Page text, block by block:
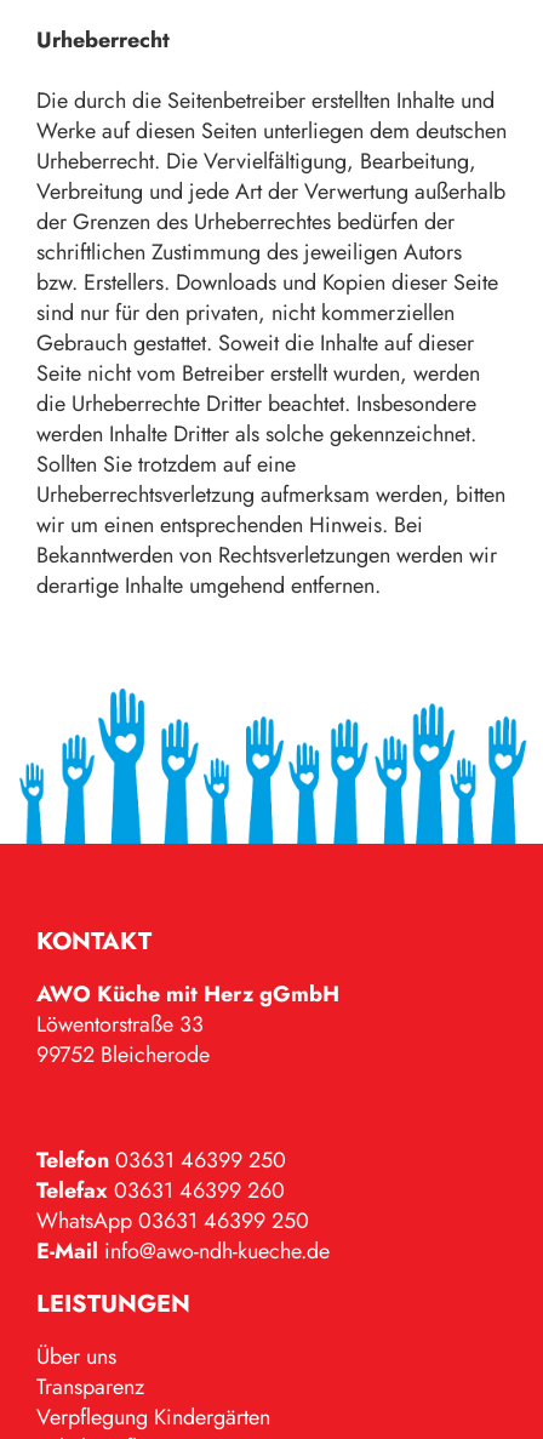
Urheberrecht
Die durch die Seitenbetreiber erstellten Inhalte und
Werke auf diesen Seiten unterliegen dem deutschen
Urheberrecht. Die Vervielfältigung, Bearbeitung,
Verbreitung und jede Art der Verwertung außerhalb
der Grenzen des Urheberrechtes bedürfen der
schriftlichen Zustimmung des jeweiligen Autors
bzw. Erstellers. Downloads und Kopien dieser Seite
sind nur für den privaten, nicht kommerziellen
Gebrauch gestattet. Soweit die Inhalte auf dieser
Seite nicht vom Betreiber erstellt wurden, werden
die Urheberrechte Dritter beachtet. Insbesondere
werden Inhalte Dritter als solche gekennzeichnet.
Sollten Sie trotzdem auf eine
Urheberrechtsverletzung aufmerksam werden, bitten
wir um einen entsprechenden Hinweis. Bei
Bekanntwerden von Rechtsverletzungen werden wir
derartige Inhalte umgehend entfernen.
KONTAKT
AWO Küche mit Herz gGmbH
Löwentorstraße 33
99752 Bleicherode
Telefon03631 46399 250
Telefax03631 46399 260
WhatsApp 03631 46399 250
E-Mail info@awo-ndh-kueche.de
LEISTUNGEN
Über uns
Transparenz
Verpflegung Kindergärten